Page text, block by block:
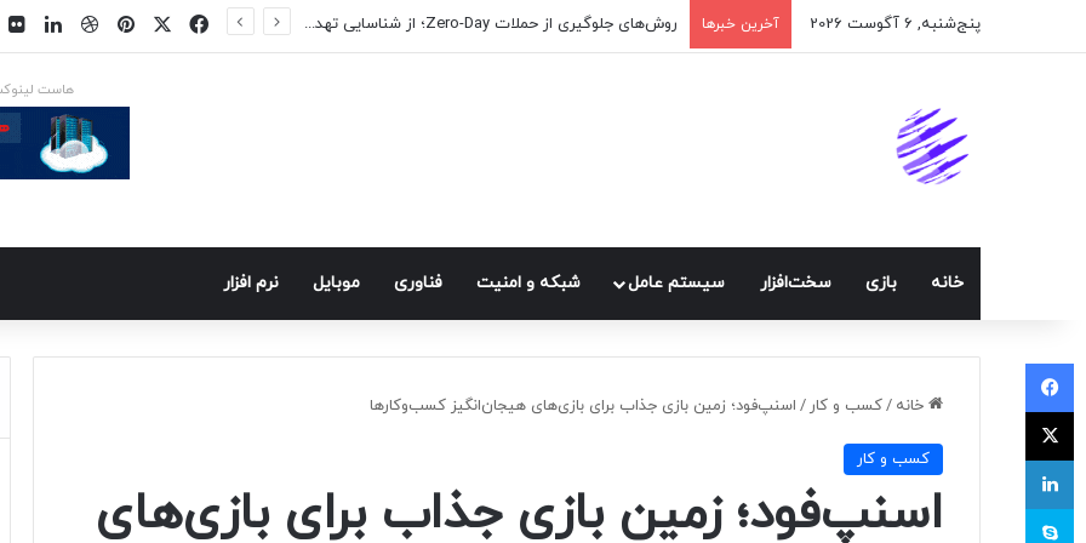
پنج‌شنبه, 6 آگوست 2026 آخرین خبرها اپلیکیشن پیام‌رسان ایکس در راه است فیسبوک
ایکس پینتریستدریبببل
هاست
خانه بازی سخت‌افزار سيستم عامل شبكه و امنيت فناوری موبايل نرم افزار
خانه /کسب و کار / اسنپ‌فود؛ زمین بازی جذاب برای بازی‌های هیجان‌انگیز کسب‌وکارها
کسب و کار
اسنپ‌فود؛ زمین بازی جذاب برای بازی‌های
فیسبوک